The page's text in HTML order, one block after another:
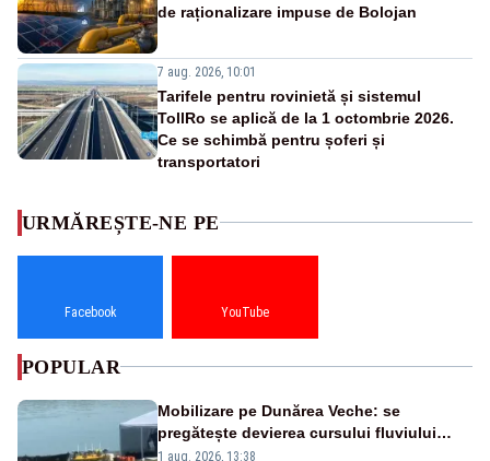
de raționalizare impuse de Bolojan
7 aug. 2026, 10:01
Tarifele pentru rovinietă și sistemul
TollRo se aplică de la 1 octombrie 2026.
Ce se schimbă pentru șoferi și
transportatori
URMĂREȘTE-NE PE
Facebook YouTube
POPULAR
Mobilizare pe Dunărea Veche: se
pregătește devierea cursului fluviului
către Cernavodă – VIDEO
1 aug. 2026, 13:38